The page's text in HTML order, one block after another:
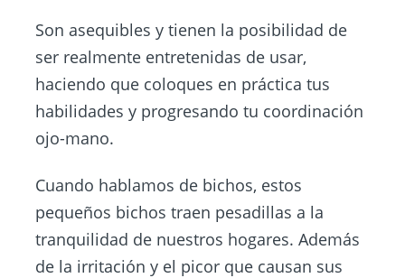
Son asequibles y tienen la posibilidad de
ser realmente entretenidas de usar,
haciendo que coloques en práctica tus
habilidades y progresando tu coordinación
ojo-mano.
Cuando hablamos de bichos, estos
pequeños bichos traen pesadillas a la
tranquilidad de nuestros hogares. Además
de la irritación y el picor que causan sus